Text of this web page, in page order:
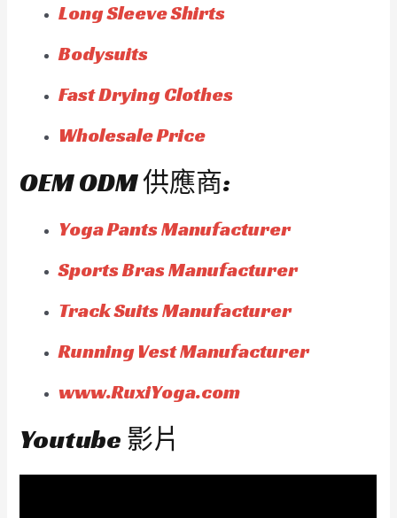
Long Sleeve Shirts
Bodysuits
Fast Drying Clothes
Wholesale Price
OEM ODM 供應商:
Yoga Pants Manufacturer
Sports Bras Manufacturer
Track Suits Manufacturer
Running Vest Manufacturer
www.RuxiYoga.com
Youtube 影片